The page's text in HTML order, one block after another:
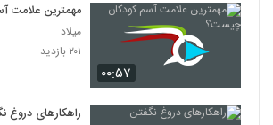
۰۰:۵۷
مهمترین علامت
میلاد
۲۰۱ بازدید
راهکارهای دروغ